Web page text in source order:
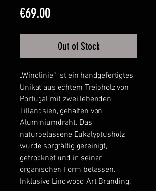
€69.00Price
Out of Stock
„Windlinie“ ist ein handgefertigtes
Unikat aus echtem Treibholz von
Portugal mit zwei lebenden
Tillandsien, gehalten von
Aluminiumdraht. Das
naturbelassene Eukalyptusholz
wurde sorgfältig gereinigt,
getrocknet und in seiner
organischen Form belassen.
Inklusive Lindwood Art Branding.